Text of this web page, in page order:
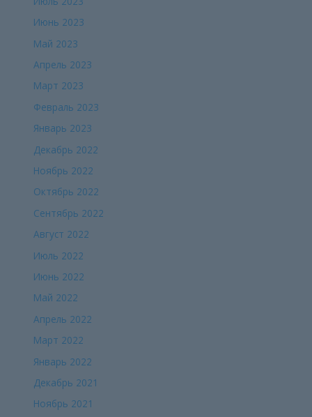
Июнь 2023
Май 2023
Апрель 2023
Март 2023
Февраль 2023
Январь 2023
Декабрь 2022
Ноябрь 2022
Октябрь 2022
Сентябрь 2022
Август 2022
Июль 2022
Июнь 2022
Май 2022
Апрель 2022
Март 2022
Январь 2022
Декабрь 2021
Ноябрь 2021